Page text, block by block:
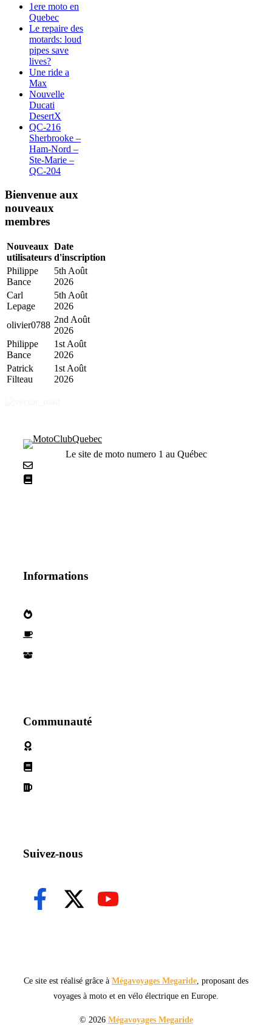
1ere moto en
Quebec
Le repaire des
motards: loud
pipes save
lives?
Une ride a
Max
Nouvelle
Ducati
DesertX
QC-216
Sherbrooke –
Ham-Nord –
Ste-Marie –
QC-204
Bienvenue aux
nouveaux
membres
Nouveaux
utilisateurs
Date
d'inscription
Philippe
Bance
5th Août
2026
Carl
Lepage
5th Août
2026
olivier0788
2nd Août
2026
Philippe
Bance
1st Août
2026
Patrick
Filteau
1st Août
2026
Le site de moto numero 1 au Québec
Informations
Communauté
Suivez-nous
Ce site est réalisé grâce à Mégavoyages Megaride, proposant des
voyages à moto et en vélo électrique en Europe.
© 2026 Mégavoyages Megaride